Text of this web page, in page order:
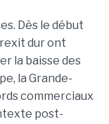
Dès le début
dur ont
la baisse des
la Grande-
commerciaux
post-